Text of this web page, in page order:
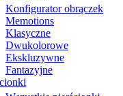
Konfigurator obrączek
Memotions
Klasyczne
Dwukolorowe
Ekskluzywne
Fantazyjne